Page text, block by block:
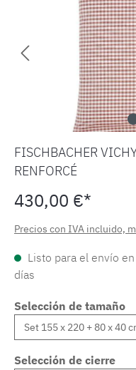
FISCHBACHER
RENFORCÉ
430,00 €*
Precios con IVA incluido,
Listo para el envío
días
Selección de tamaño
Selección de cierre